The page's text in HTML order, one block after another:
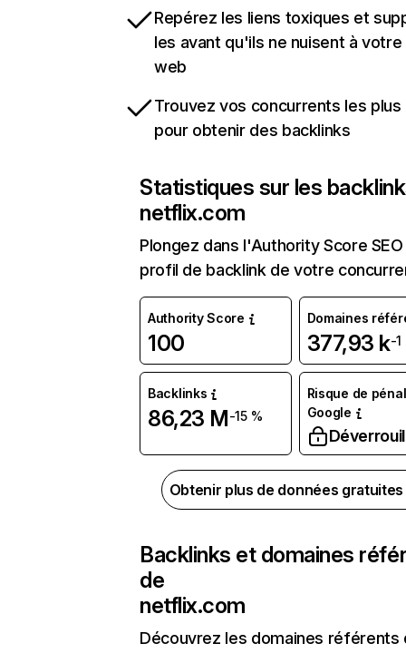
Repérez les liens toxiques et
les avant qu'ils ne nuisent à
web
Trouvez vos concurrents les
pour obtenir des backlinks
Statistiques sur les
netflix.com
Plongez dans l'Authority Score
profil de backlink de votre
Authority Score
100
Domaines
377,93 k-1
Backlinks
86,23 M-15 %
Risque de
Google
Obtenir plus de données
Backlinks et domaines
de
netflix.com
Découvrez les domaines référents